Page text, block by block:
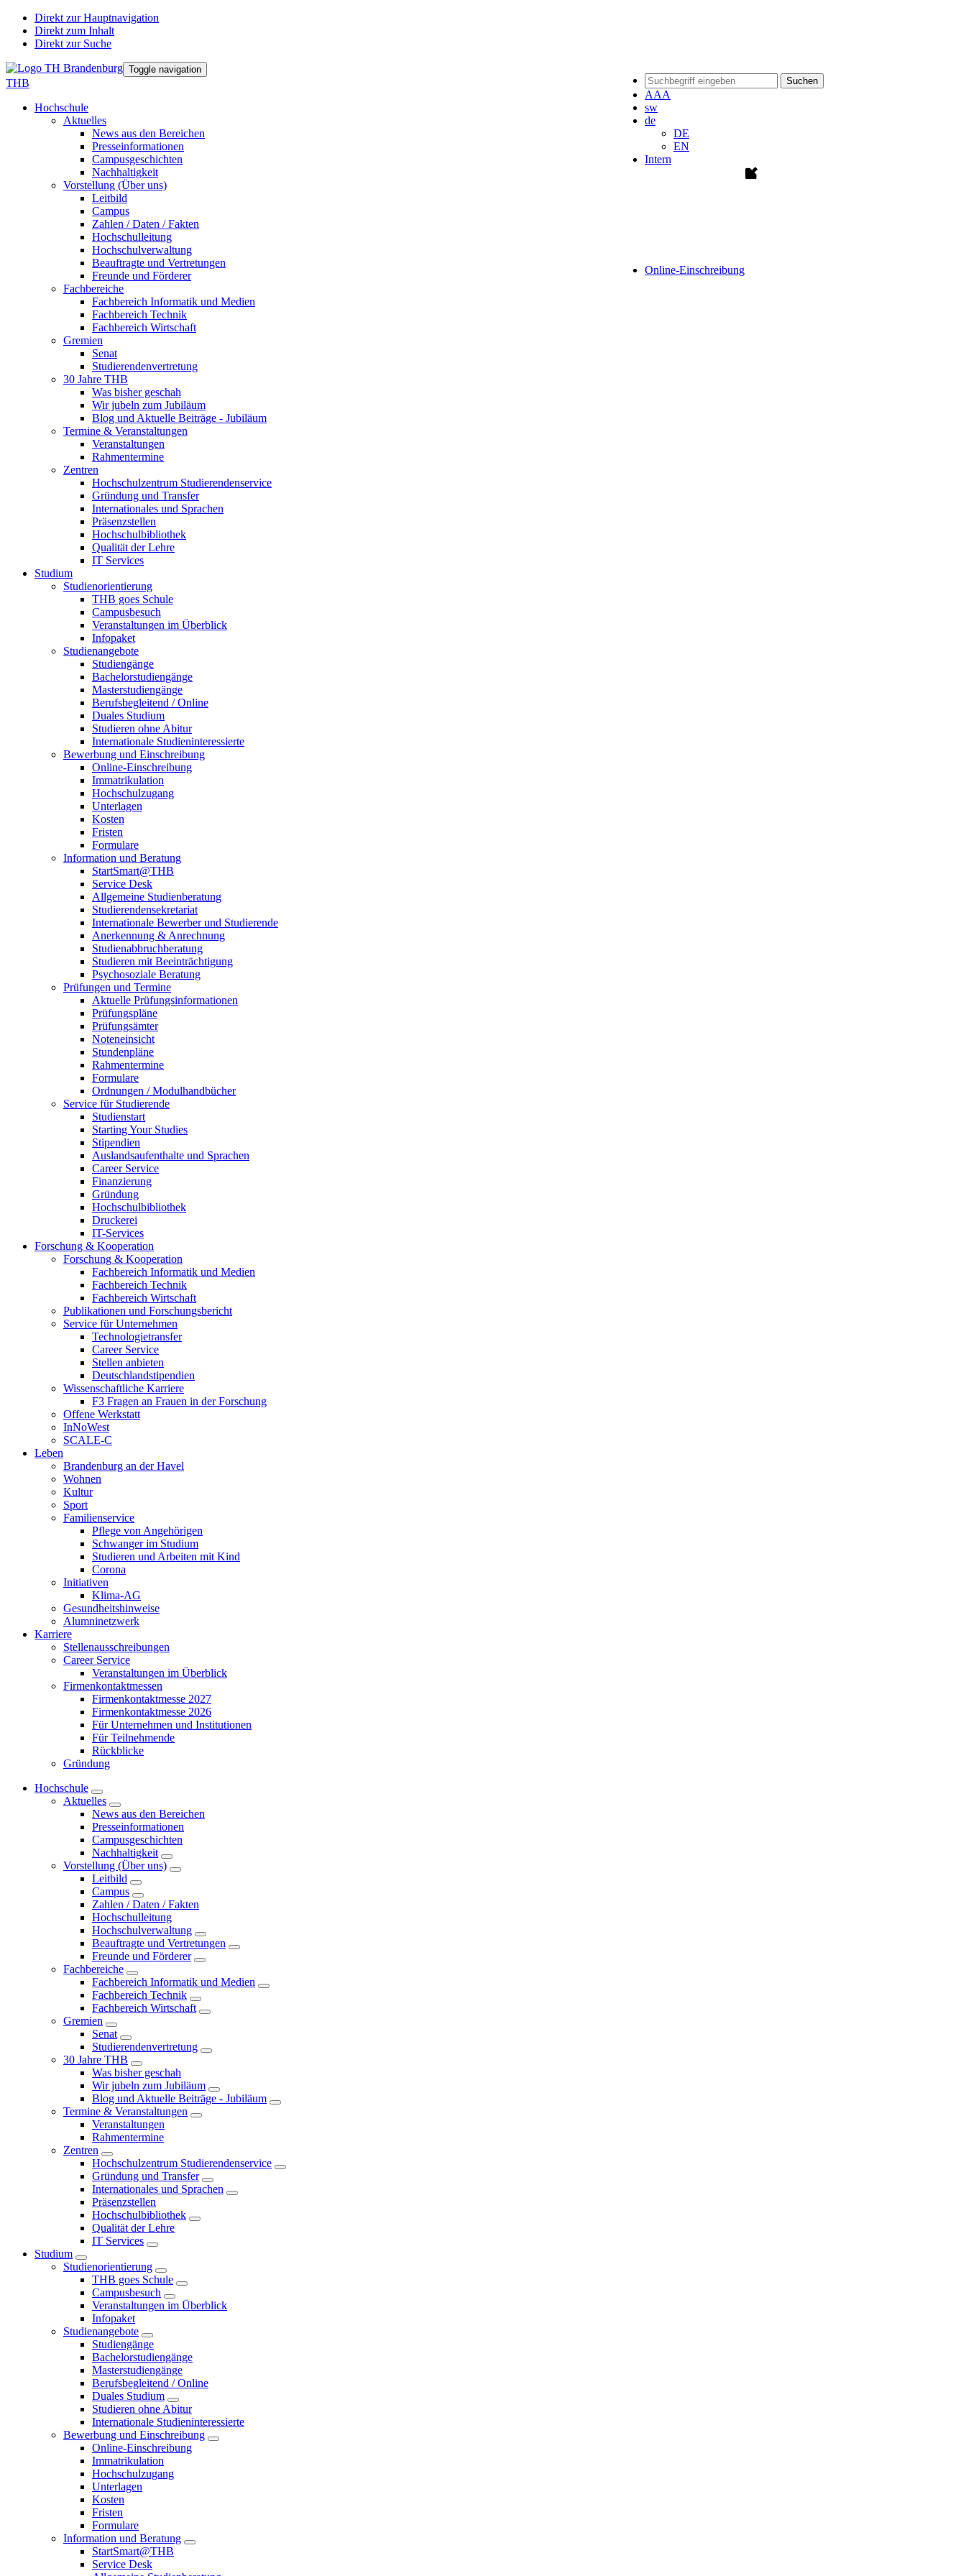
Direkt zur Hauptnavigation
Direkt zum Inhalt
Direkt zur Suche
Suchen
AAA
sw
de
DE
EN
Intern
Online-Einschreibung
Toggle navigation
THB
Hochschule
Aktuelles
News aus den Bereichen
Presseinformationen
Campusgeschichten
Nachhaltigkeit
Vorstellung (Über uns)
Leitbild
Campus
Zahlen / Daten / Fakten
Hochschulleitung
Hochschulverwaltung
Beauftragte und Vertretungen
Freunde und Förderer
Fachbereiche
Fachbereich Informatik und Medien
Fachbereich Technik
Fachbereich Wirtschaft
Gremien
Senat
Studierendenvertretung
30 Jahre THB
Was bisher geschah
Wir jubeln zum Jubiläum
Blog und Aktuelle Beiträge - Jubiläum
Termine & Veranstaltungen
Veranstaltungen
Rahmentermine
Zentren
Hochschulzentrum Studierendenservice
Gründung und Transfer
Internationales und Sprachen
Präsenzstellen
Hochschulbibliothek
Qualität der Lehre
IT Services
Studium
Studienorientierung
THB goes Schule
Campusbesuch
Veranstaltungen im Überblick
Infopaket
Studienangebote
Studiengänge
Bachelorstudiengänge
Masterstudiengänge
Berufsbegleitend / Online
Duales Studium
Studieren ohne Abitur
Internationale Studieninteressierte
Bewerbung und Einschreibung
Online-Einschreibung
Immatrikulation
Hochschulzugang
Unterlagen
Kosten
Fristen
Formulare
Information und Beratung
StartSmart@THB
Service Desk
Allgemeine Studienberatung
Studierendensekretariat
Internationale Bewerber und Studierende
Anerkennung & Anrechnung
Studienabbruchberatung
Studieren mit Beeinträchtigung
Psychosoziale Beratung
Prüfungen und Termine
Aktuelle Prüfungsinformationen
Prüfungspläne
Prüfungsämter
Noteneinsicht
Stundenpläne
Rahmentermine
Formulare
Ordnungen / Modulhandbücher
Service für Studierende
Studienstart
Starting Your Studies
Stipendien
Auslandsaufenthalte und Sprachen
Career Service
Finanzierung
Gründung
Hochschulbibliothek
Druckerei
IT-Services
Forschung & Kooperation
Forschung & Kooperation
Fachbereich Informatik und Medien
Fachbereich Technik
Fachbereich Wirtschaft
Publikationen und Forschungsbericht
Service für Unternehmen
Technologietransfer
Career Service
Stellen anbieten
Deutschlandstipendien
Wissenschaftliche Karriere
F3 Fragen an Frauen in der Forschung
Offene Werkstatt
InNoWest
SCALE-C
Leben
Brandenburg an der Havel
Wohnen
Kultur
Sport
Familienservice
Pflege von Angehörigen
Schwanger im Studium
Studieren und Arbeiten mit Kind
Corona
Initiativen
Klima-AG
Gesundheitshinweise
Alumninetzwerk
Karriere
Stellenausschreibungen
Career Service
Veranstaltungen im Überblick
Firmenkontaktmessen
Firmenkontaktmesse 2027
Firmenkontaktmesse 2026
Für Unternehmen und Institutionen
Für Teilnehmende
Rückblicke
Gründung
Hochschule
Aktuelles
News aus den Bereichen
Presseinformationen
Campusgeschichten
Nachhaltigkeit
Vorstellung (Über uns)
Leitbild
Campus
Zahlen / Daten / Fakten
Hochschulleitung
Hochschulverwaltung
Beauftragte und Vertretungen
Freunde und Förderer
Fachbereiche
Fachbereich Informatik und Medien
Fachbereich Technik
Fachbereich Wirtschaft
Gremien
Senat
Studierendenvertretung
30 Jahre THB
Was bisher geschah
Wir jubeln zum Jubiläum
Blog und Aktuelle Beiträge - Jubiläum
Termine & Veranstaltungen
Veranstaltungen
Rahmentermine
Zentren
Hochschulzentrum Studierendenservice
Gründung und Transfer
Internationales und Sprachen
Präsenzstellen
Hochschulbibliothek
Qualität der Lehre
IT Services
Studium
Studienorientierung
THB goes Schule
Campusbesuch
Veranstaltungen im Überblick
Infopaket
Studienangebote
Studiengänge
Bachelorstudiengänge
Masterstudiengänge
Berufsbegleitend / Online
Duales Studium
Studieren ohne Abitur
Internationale Studieninteressierte
Bewerbung und Einschreibung
Online-Einschreibung
Immatrikulation
Hochschulzugang
Unterlagen
Kosten
Fristen
Formulare
Information und Beratung
StartSmart@THB
Service Desk